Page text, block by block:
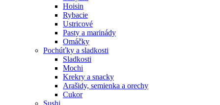
Hoisin
Rybacie
Ustricové
Pasty a marinády
Omáčky
Pochúťky a sladkosti
Sladkosti
Mochi
Krekry a snacky
Arašidy, semienka a orechy
Cukor